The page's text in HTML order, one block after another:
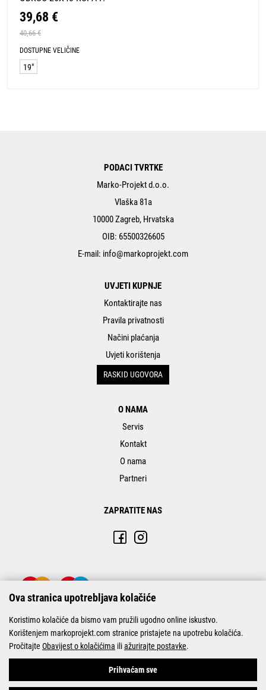
39,68 €
40,66 €
DOSTUPNE VELIČINE
19"
PODACI TVRTKE
Marko-Projekt d.o.o.
Vlaška 81a
10000 Zagreb, Hrvatska
OIB: 65500326605
E-mail: info@markoprojekt.com
UVJETI KUPNJE
Kontaktirajte nas
Pravila privatnosti
Načini plaćanja
Uvjeti korištenja
RASKID UGOVORA
O NAMA
Servis
Kontakt
O nama
Partneri
ZAPRATITE NAS
© Marko-Projekt 2026
Ova stranica upotrebljava kolačiće
Koristimo kolačiće da bismo vam pružili ugodno online iskustvo.
Korištenjem markoprojekt.com stranice pristajete na upotrebu kolačića.
Pročitajte Obavijest o kolačićima iliažurirajte postavke.
Prihvaćam sve